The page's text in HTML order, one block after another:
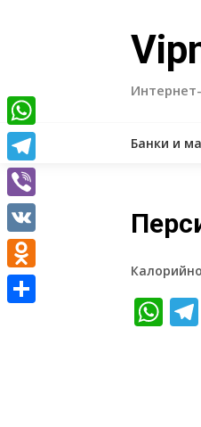
Банки и
WhatsApp
Telegram
Viber
VK
Odnoklassniki